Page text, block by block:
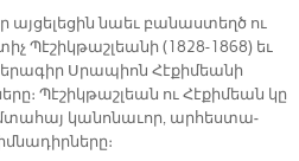
նաեւ բա­նաս­տեղծ ու
Պէ­շիկ­թաշ­լեա­նի (1828-1868) եւ
Սրա­պիոն Հէ­քի­մեա­նի
Պէ­շիկ­թաշ­լեան ու Հէ­քի­մեան կը
կա­նո­նա­ւոր, ար­հես­տա­